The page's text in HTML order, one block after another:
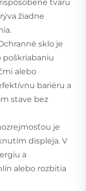
tvaru
žiadne
sklo je
poškriabaniu
alebo
bariéru a
stave bez
je
displeja. V
a
alebo rozbitia